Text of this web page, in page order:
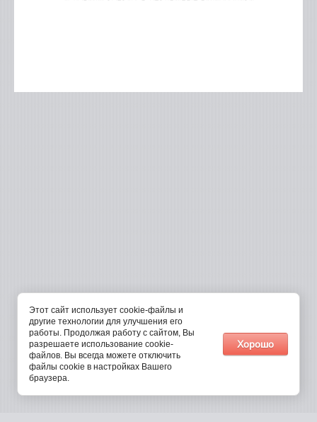
Этот сайт использует cookie-файлы и
другие технологии для улучшения его
работы. Продолжая работу с сайтом, Вы
разрешаете использование cookie-
файлов. Вы всегда можете отключить
файлы cookie в настройках Вашего
браузера.
Хорошо